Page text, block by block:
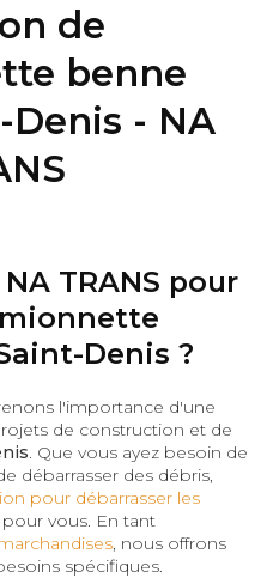
de
benne
Denis - NA
TRANS pour
Denis ?
l'importance d'une
de construction et de
. Que vous ayez besoin de
débarrasser des débris,
pour débarrasser les
pour vous. En tant
, nous offrons
spécifiques.